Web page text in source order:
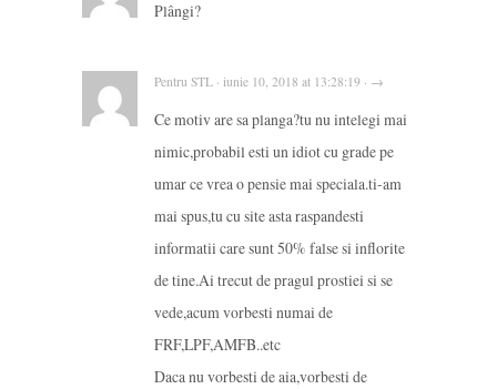
Plângi?
Pentru STL · iunie 10, 2018 at 13:28:19 · →
Ce motiv are sa planga?tu nu intelegi mai
nimic,probabil esti un idiot cu grade pe
umar ce vrea o pensie mai speciala.ti-am
mai spus,tu cu site asta raspandesti
informatii care sunt 50% false si inflorite
de tine.Ai trecut de pragul prostiei si se
vede,acum vorbesti numai de
FRF,LPF,AMFB..etc
Daca nu vorbesti de aia,vorbesti de